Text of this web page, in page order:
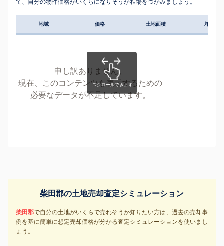
て、自分の物件価格がいくらになりそうか相場をつかみましょう。
地域 価格 土地面積 坪単価
申し訳ありません。
現在、このコンテンツを表示するための
必要なデータが不足しています。
柴田郡の土地売却査定シミュレーション
柴田郡で自分の土地がいくらで売れそうか知りたい方は、過去の売却事
例を基に簡単に想定売却価格が分かる査定シミュレーションを使いまし
ょう。